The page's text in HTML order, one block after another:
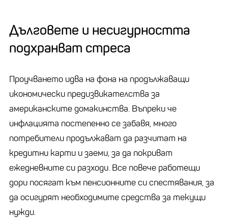
Дълговете и несигурността
подхранват стреса
Проучването идва на фона на продължаващи
икономически предизвикателства за
американските домакинства. Въпреки че
инфлацията постепенно се забавя, много
потребители продължават да разчитат на
кредитни карти и заеми, за да покриват
ежедневните си разходи. Все повече работещи
дори посягат към пенсионните си спестявания, за
да осигурят необходимите средства за текущи
нужди.